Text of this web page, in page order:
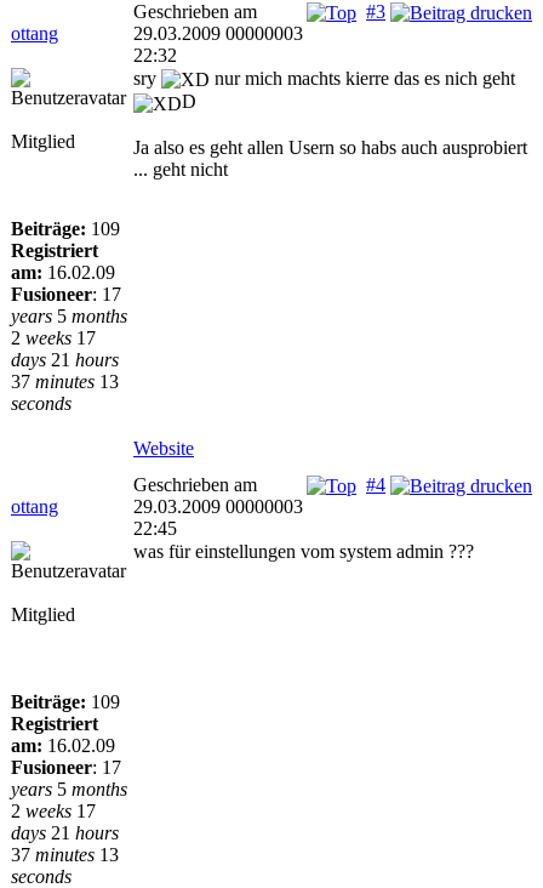
ottang
#3
Geschrieben am
29.03.2009 00000003
22:32
Mitglied
Beiträge: 109
Registriert
am: 16.02.09
Fusioneer: 17
years 5 months
2 weeks 17
days 21 hours
37 minutes 13
seconds
sry
nur mich machts kierre das es nich geht
D
Ja also es geht allen Usern so habs auch ausprobiert
... geht nicht
Website
ottang
#4
Geschrieben am
29.03.2009 00000003
22:45
Mitglied
Beiträge: 109
Registriert
am: 16.02.09
Fusioneer: 17
years 5 months
2 weeks 17
days 21 hours
37 minutes 13
seconds
was für einstellungen vom system admin ???